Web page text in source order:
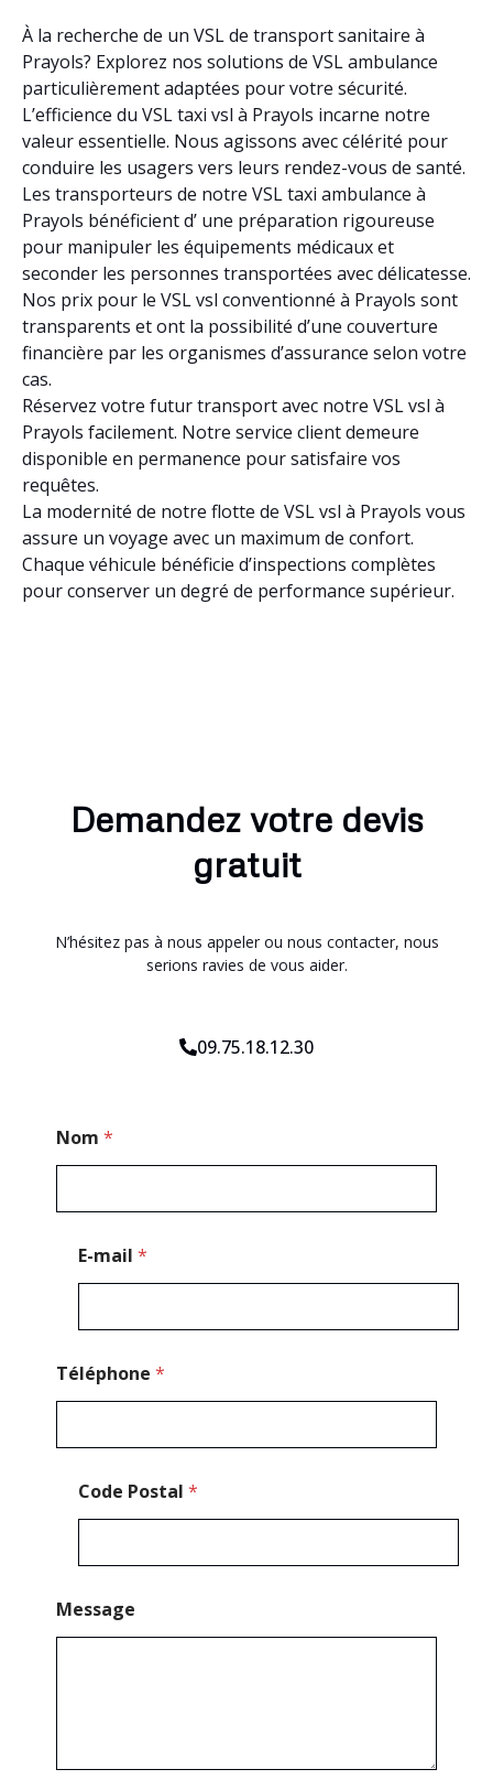
À la recherche de un VSL de transport sanitaire à
Prayols? Explorez nos solutions de VSL ambulance
particulièrement adaptées pour votre sécurité.
L’efficience du VSL taxi vsl à Prayols incarne notre
valeur essentielle. Nous agissons avec célérité pour
conduire les usagers vers leurs rendez-vous de santé.
Les transporteurs de notre VSL taxi ambulance à
Prayols bénéficient d’ une préparation rigoureuse
pour manipuler les équipements médicaux et
seconder les personnes transportées avec délicatesse.
Nos prix pour le VSL vsl conventionné à Prayols sont
transparents et ont la possibilité d’une couverture
financière par les organismes d’assurance selon votre
cas.
Réservez votre futur transport avec notre VSL vsl à
Prayols facilement. Notre service client demeure
disponible en permanence pour satisfaire vos
requêtes.
La modernité de notre flotte de VSL vsl à Prayols vous
assure un voyage avec un maximum de confort.
Chaque véhicule bénéficie d’inspections complètes
pour conserver un degré de performance supérieur.
Demandez votre devis
gratuit
N’hésitez pas à nous appeler ou nous contacter, nous
serions ravies de vous aider.
09.75.18.12.30
C
o
Nom *
E-mail *
Téléphone *
Code Postal *
Message